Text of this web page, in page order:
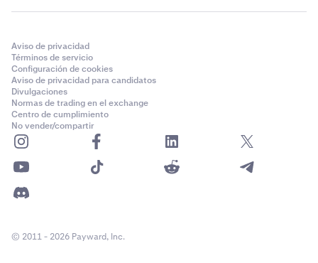
Aviso de privacidad
Términos de servicio
Configuración de cookies
Aviso de privacidad para candidatos
Divulgaciones
Normas de trading en el exchange
Centro de cumplimiento
No vender/compartir
© 2011 - 2026 Payward, Inc.